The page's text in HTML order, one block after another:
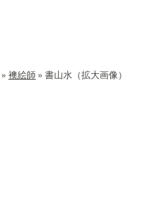
» 襖絵師 » 書山水（拡大画像）